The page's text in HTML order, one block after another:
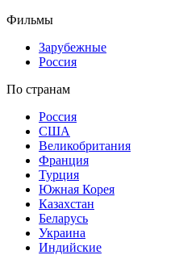
Фильмы
Зарубежные
Россия
По странам
Россия
США
Великобритания
Франция
Турция
Южная Корея
Казахстан
Беларусь
Украина
Индийские